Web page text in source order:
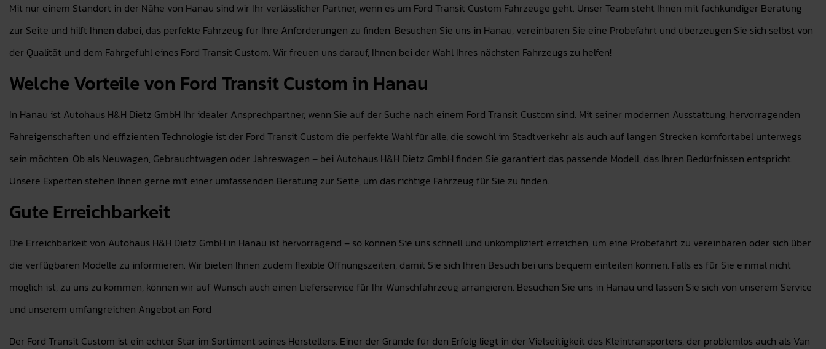
Mit nur einem Standort in der Nähe von Hanau sind wir Ihr verlässlicher Partner, wenn es um Ford Transit Custom Fahrzeuge geht. Unser Team steht Ihnen mit fachkundiger Beratung
zur Seite und hilft Ihnen dabei, das perfekte Fahrzeug für Ihre Anforderungen zu finden. Besuchen Sie uns in Hanau, vereinbaren Sie eine Probefahrt und überzeugen Sie sich selbst von
der Qualität und dem Fahrgefühl eines Ford Transit Custom. Wir freuen uns darauf, Ihnen bei der Wahl Ihres nächsten Fahrzeugs zu helfen!
Welche Vorteile von Ford Transit Custom in Hanau
In Hanau ist Autohaus H&H Dietz GmbH Ihr idealer Ansprechpartner, wenn Sie auf der Suche nach einem Ford Transit Custom sind. Mit seiner modernen Ausstattung, hervorragenden
Fahreigenschaften und effizienten Technologie ist der Ford Transit Custom die perfekte Wahl für alle, die sowohl im Stadtverkehr als auch auf langen Strecken komfortabel unterwegs
sein möchten. Ob als Neuwagen, Gebrauchtwagen oder Jahreswagen – bei Autohaus H&H Dietz GmbH finden Sie garantiert das passende Modell, das Ihren Bedürfnissen entspricht.
Unsere Experten stehen Ihnen gerne mit einer umfassenden Beratung zur Seite, um das richtige Fahrzeug für Sie zu finden.
Gute Erreichbarkeit
Die Erreichbarkeit von Autohaus H&H Dietz GmbH in Hanau ist hervorragend – so können Sie uns schnell und unkompliziert erreichen, um eine Probefahrt zu vereinbaren oder sich über
die verfügbaren Modelle zu informieren. Wir bieten Ihnen zudem flexible Öffnungszeiten, damit Sie sich Ihren Besuch bei uns bequem einteilen können. Falls es für Sie einmal nicht
möglich ist, zu uns zu kommen, können wir auf Wunsch auch einen Lieferservice für Ihr Wunschfahrzeug arrangieren. Besuchen Sie uns in Hanau und lassen Sie sich von unserem Service
und unserem umfangreichen Angebot an Ford
Der Ford Transit Custom ist ein echter Star im Sortiment seines Herstellers. Einer der Gründe für den Erfolg liegt in der Vielseitigkeit des Kleintransporters, der problemlos auch als Van